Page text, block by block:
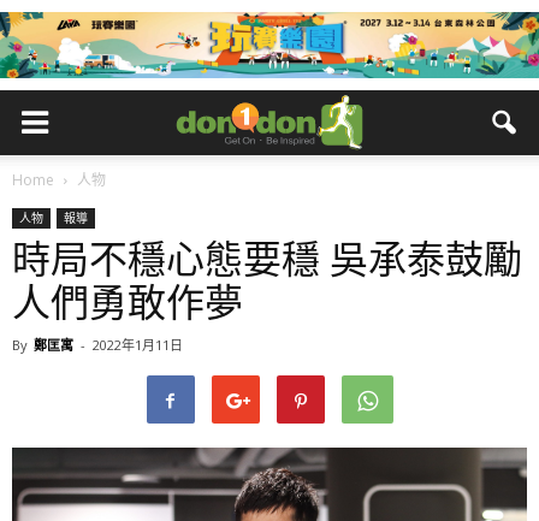
Home 人物
人物 報導
時局不穩心態要穩 吳承泰鼓勵
人們勇敢作夢
By 鄭匡寓 - 2022年1月11日